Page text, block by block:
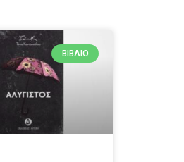
ΒΙΒΛΊΟ